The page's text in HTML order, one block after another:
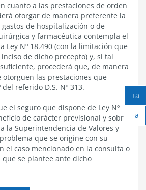
cuanto a las prestaciones de orden
otorgar de manera preferente la
de hospitalización o de
y farmacéutica contempla el
Ley Nº 18.490 (con la limitación que
de dicho precepto) y, si tal
procederá que, de manera
las prestaciones que
referido D.S. Nº 313.
el seguro que dispone de Ley Nº
de carácter previsional y sobre
la Superintendencia de Valores y
que se origine con su
el caso mencionado en la consulta o
se plantee ante dicho
+a
-a